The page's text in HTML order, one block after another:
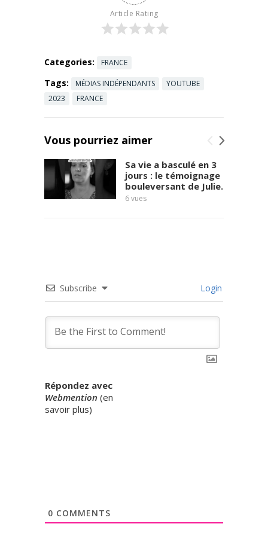
est réduit à
faire ...
Article Rating
Categories: FRANCE
Tags: MÉDIAS INDÉPENDANTS
YOUTUBE
2023
FRANCE
Vous pourriez aimer
Sa vie a basculé en 3
jours : le témoignage
bouleversant de Julie.
6vues
Subscribe Login
Répondez avec
Webmention (en
savoir plus)
0 COMMENTS